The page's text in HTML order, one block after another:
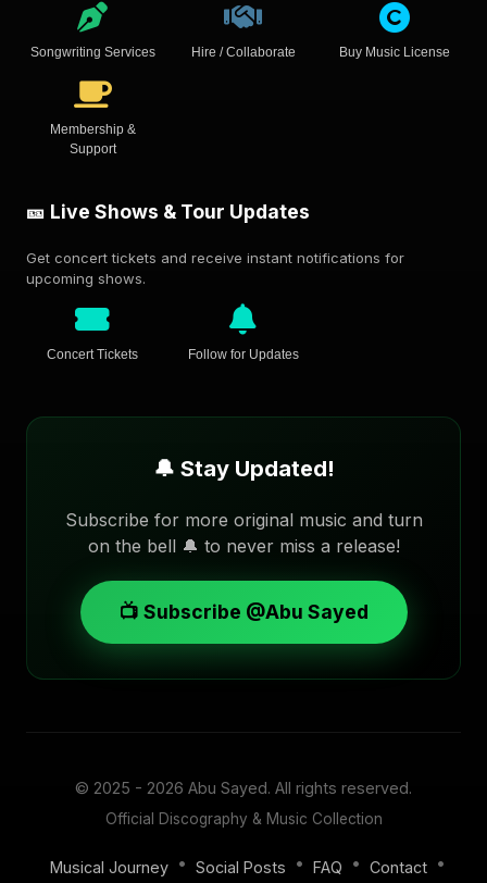
Songwriting Services Hire / Collaborate Buy Music License
Membership &
Support
🎫 Live Shows & Tour Updates
Get concert tickets and receive instant notifications for
upcoming shows.
Concert Tickets Follow for Updates
🔔 Stay Updated!
Subscribe for more original music and turn
on the bell 🔔 to never miss a release!
📺 Subscribe @Abu Sayed
© 2025 - 2026 Abu Sayed. All rights reserved.
Official Discography & Music Collection
Musical Journey • Social Posts • FAQ • Contact •